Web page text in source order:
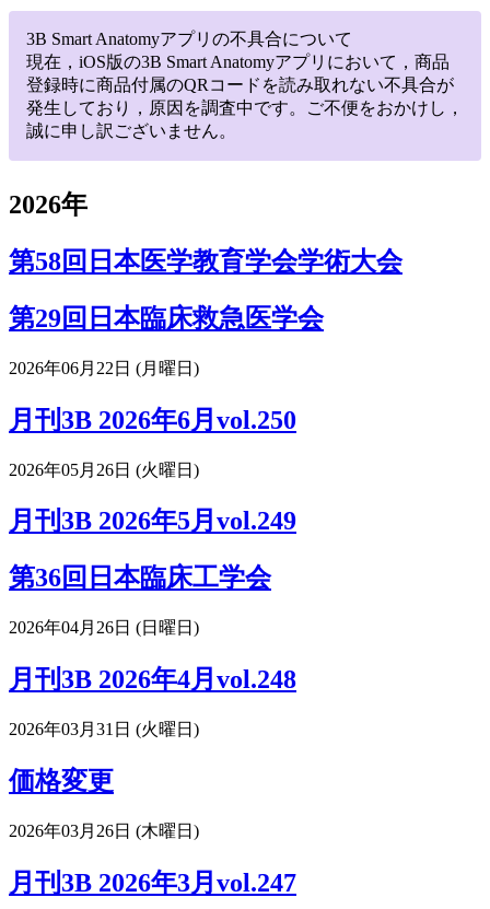
3B Smart Anatomyアプリの不具合について
現在，iOS版の3B Smart Anatomyアプリにおいて，商品
登録時に商品付属のQRコードを読み取れない不具合が
発生しており，原因を調査中です。ご不便をおかけし，
誠に申し訳ございません。
2026年
第58回日本医学教育学会学術大会
第29回日本臨床救急医学会
2026年06月22日 (月曜日)
月刊3B 2026年6月vol.250
2026年05月26日 (火曜日)
月刊3B 2026年5月vol.249
第36回日本臨床工学会
2026年04月26日 (日曜日)
月刊3B 2026年4月vol.248
2026年03月31日 (火曜日)
価格変更
2026年03月26日 (木曜日)
月刊3B 2026年3月vol.247